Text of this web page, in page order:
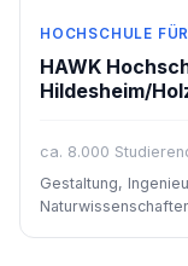
HOCHSCHULE
HAWK
Hildesheim/
ca. 8.000
Gestaltung,